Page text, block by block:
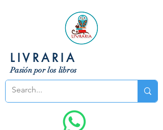
LIVRARIA
Pasión por los libros